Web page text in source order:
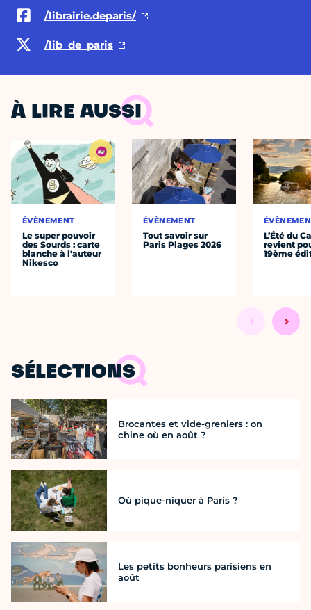
/librairie.deparis/
/lib_de_paris
À LIRE AUSSI
ÉVÈNEMENT
Le super pouvoir
des Sourds : carte
blanche à l'auteur
Nikesco
ÉVÈNEMENT
Tout savoir sur
Paris Plages 2026
L’Été du
revient
19ème
SÉLECTIONS
Brocantes et vide-greniers : on
chine où en août ?
Où pique-niquer à Paris ?
Les petits bonheurs parisiens en
août